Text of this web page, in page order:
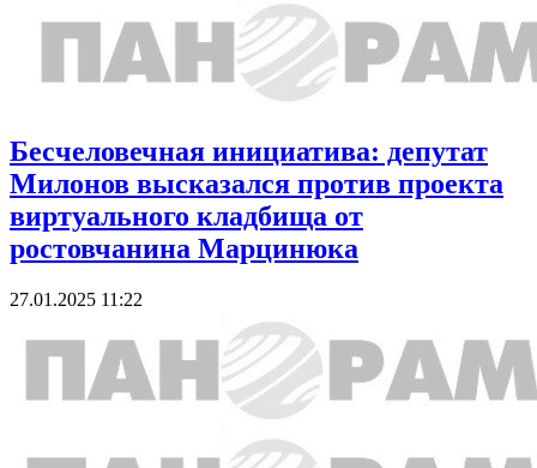
Бесчеловечная инициатива: депутат
Милонов высказался против проекта
виртуального кладбища от
ростовчанина Марцинюка
27.01.2025 11:22